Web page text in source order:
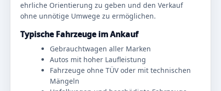
ehrliche Orientierung zu geben und den Verkauf
ohne unnötige Umwege zu ermöglichen.
Typische Fahrzeuge im Ankauf
Gebrauchtwagen aller Marken
Autos mit hoher Laufleistung
Fahrzeuge ohne TÜV oder mit technischen
Mängeln